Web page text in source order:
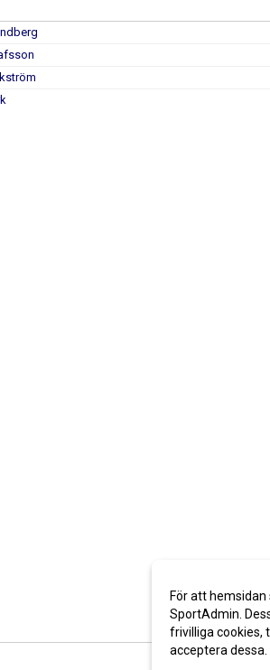
För att
SportAdmin.
frivilliga cookies,
acceptera dessa.